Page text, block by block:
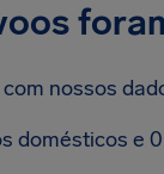
nossos
domésticos e